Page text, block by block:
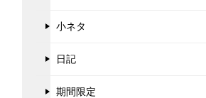
小ネタ
日記
期間限定